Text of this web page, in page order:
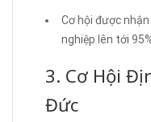
Cơ hội được
nghiệp lên tới
3. Cơ Hội
Đức